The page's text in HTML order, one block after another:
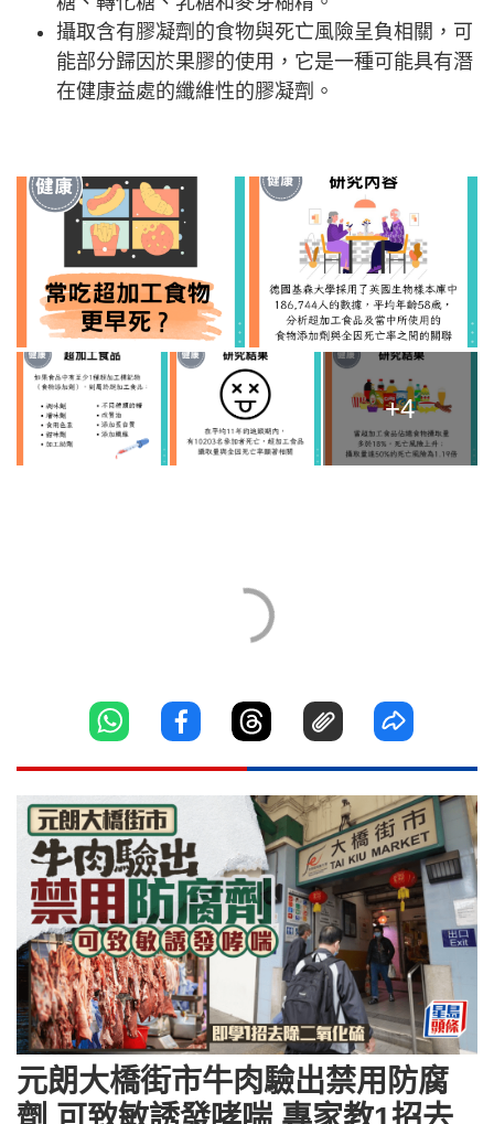
攝取含有膠凝劑的食物與死亡風險呈負相關，可
能部分歸因於果膠的使用，它是一種可能具有潛
在健康益處的纖維性的膠凝劑。
+4
元朗大橋街市牛肉驗出禁用防腐